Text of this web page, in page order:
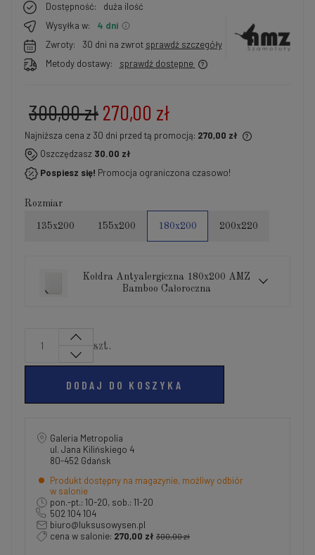
Dostępność:
duża ilość
Wysyłka w:
4 dni
Zwroty:
30 dni na zwrot sprawdź szczegóły
Metody dostawy:
sprawdź dostępne
270,00 zł
300,00 zł
Najniższa cena z 30 dni przed tą promocją: 270,00 zł
Jeżeli produkt jest sprzedawany krócej niż 30 dni,
wyświetlana jest najniższa cena od momentu, kiedy
produkt pojawił się w sprzedaży.
Oszczędzasz 30.00 zł
Pospiesz się! Promocja ograniczona czasowo!
Rozmiar
135x200 155x200 180x200 200x220
Kołdra Antyalergiczna 180x200 AMZ
Bamboo Całoroczna
szt.
DODAJ DO KOSZYKA
Galeria Metropolia
ul. Jana Kilińskiego 4
80-452 Gdańsk
Produkt dostępny na magazynie, możliwy odbiór
w salonie
pon.-pt.: 10-20, sob.: 11-20
502 104 104
biuro@luksusowysen.pl
cena w salonie: 270,00 zł 300,00 zł